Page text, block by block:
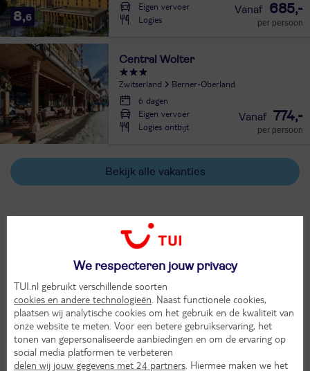
8,6
Eigen vervoer
Logies
685,-
per persoon
Central Wolter
Zwitserland
Berner-Oberland
6 dagen
Eigen vervoer
Logies ontbijt
774,-
per persoon
Bekijk alle vakanties
Populaire bestemmingen
Grindelwald (4) Wengen(3)
We respecteren jouw privacy
TUI.nl gebruikt verschillende soorten
cookies en andere technologieën . Naast functionele cookies,
plaatsen wij analytische cookies om het gebruik en de kwaliteit van
onze website te meten. Voor een betere gebruikservaring, het
tonen van gepersonaliseerde aanbiedingen en om de ervaring op
social media platformen te verbeteren
delen wij jouw gegevens met 24 partners . Hiermee maken we het